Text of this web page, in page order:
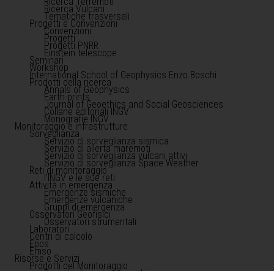
Ricerca Vulcani
Tematiche trasversali
Progetti e Convenzioni
Convenzioni
Progetti
Progetti PNRR
Einstein telescope
Seminari
Workshop
International School of Geophysics Enzo Boschi
Prodotti della ricerca
Annals of Geophysics
Earth-prints
Journal of Geoethics and Social Geosciences
Collane editoriali INGV
Monografie INGV
Monitoraggio e infrastrutture
Sorveglianza
Servizio di sorveglianza sismica
Servizio di allerta maremoti
Servizio di sorveglianza vulcani attivi
Servizio di sorveglianza Space Weather
Reti di monitoraggio
l'INGV e le sue reti
Attività in emergenza
Emergenze sismiche
Emergenze vulcaniche
Gruppi di emergenza
Osservatori Geofisici
Osservatori strumentali
Laboratori
Centri di calcolo
Epos
Emso
Risorse e Servizi
Prodotti del Monitoraggio